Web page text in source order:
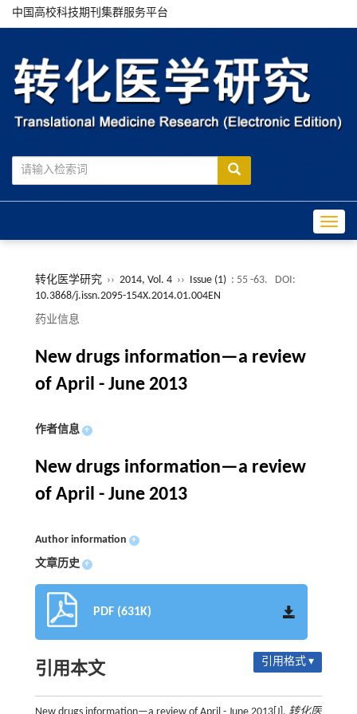
中国高校科技期刊集群服务平台
转化医学研究 ›› 2014, Vol. 4 ›› Issue (1) : 55 -63.
DOI:
10.3868/j.issn.2095-154X.2014.01.004EN
药业信息
New drugs information—a review
of April - June 2013
作者信息 +
New drugs information—a review
of April - June 2013
Author information +
文章历史 +
PDF (631K)
引用本文 引用格式 ▾
New drugs information—a review of April - June 2013[J]. 转化医